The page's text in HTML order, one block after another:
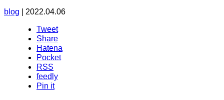
blog 2022.04.06
Tweet
Share
Hatena
Pocket
RSS
feedly
Pin it